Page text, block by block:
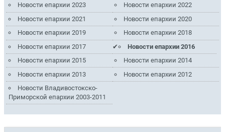
Новости епархии 2023
Новости епархии 2022
Новости епархии 2021
Новости епархии 2020
Новости епархии 2019
Новости епархии 2018
Новости епархии 2017
Новости епархии 2016
Новости епархии 2015
Новости епархии 2014
Новости епархии 2013
Новости епархии 2012
Новости Владивостокско-
Приморской епархии 2003-2011